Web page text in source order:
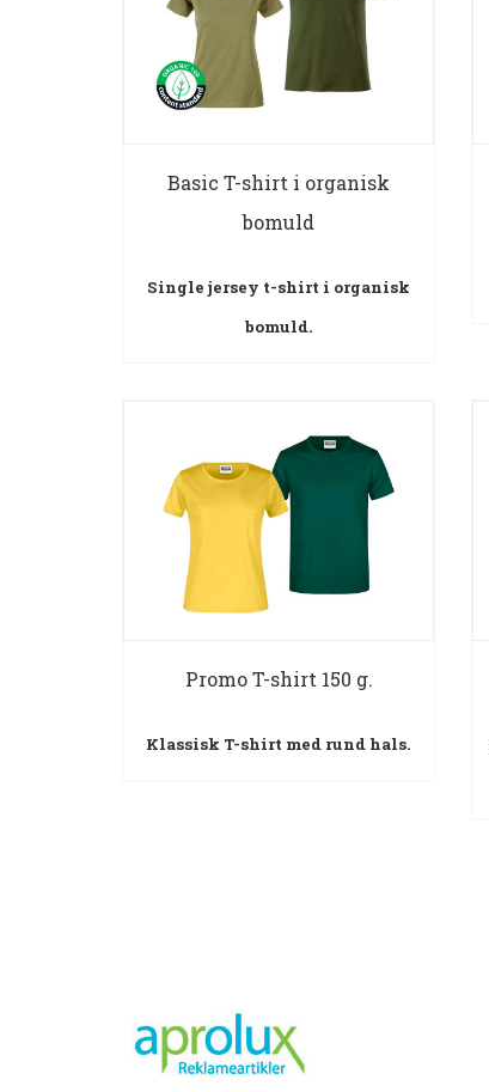
Basic T-shirt i organisk
bomuld
Single jersey t-shirt i organisk
bomuld.
Promo T-shirt 150 g.
Klassisk T-shirt med rund hals.